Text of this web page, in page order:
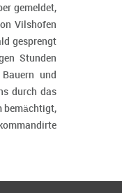
gemeldet,
Vilshofen
gesprengt
Stunden
und
durch das
bemächtigt,